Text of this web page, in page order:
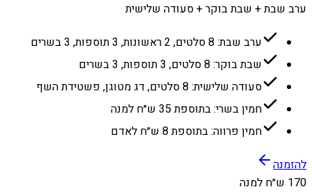
ערב שבת + שבת בוקר + סעודה שלישית
ערב שבת: 8 סלטים, 2 ראשונות, 3 תוספות, 3 בשרים
שבת בוקר: 8 סלטים, 3 תוספות, 3 בשרים
סעודה שלישית: 8 סלטים, דג מטוגן, פשטידת השף
חמין בשרי: בתוספת 35 ש״ח למנה
חמין פרווה: בתוספת 8 ש״ח לאדם
להזמנה
170 ש״ח למנה